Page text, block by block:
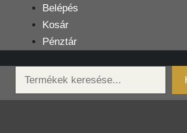
tartalomba
Belépés
Kosár
Pénztár
Keresés